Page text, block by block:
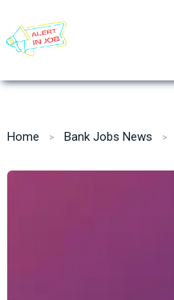
content
Home Bank Jobs News